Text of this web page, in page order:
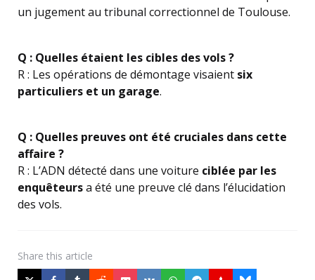
un jugement au tribunal correctionnel de Toulouse.
Q : Quelles étaient les cibles des vols ?
R : Les opérations de démontage visaient six
particuliers et un garage.
Q : Quelles preuves ont été cruciales dans cette
affaire ?
R : L’ADN détecté dans une voiture ciblée par les
enquêteursa été une preuve clé dans l’élucidation
des vols.
Share this article